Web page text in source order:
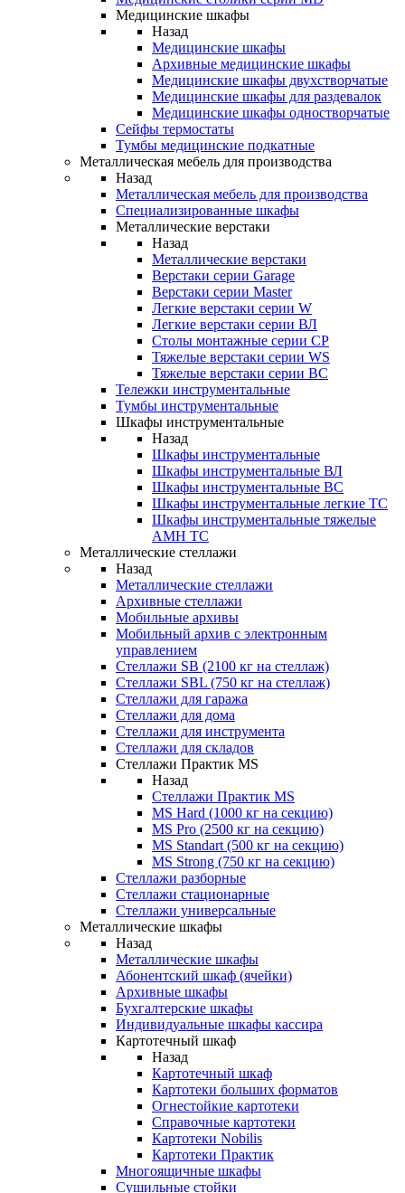
Медицинские шкафы
Назад
Медицинские шкафы
Архивные медицинские шкафы
Медицинские шкафы двухстворчатые
Медицинские шкафы для раздевалок
Медицинские шкафы одностворчатые
Сейфы термостаты
Тумбы медицинские подкатные
Металлическая мебель для производства
Назад
Металлическая мебель для производства
Cпециализированные шкафы
Металлические верстаки
Назад
Металлические верстаки
Верстаки серии Garage
Верстаки серии Master
Легкие верстаки серии W
Легкие верстаки серии ВЛ
Столы монтажные серии СР
Тяжелые верстаки серии WS
Тяжелые верстаки серии ВС
Тележки инструментальные
Тумбы инструментальные
Шкафы инструментальные
Назад
Шкафы инструментальные
Шкафы инструментальные ВЛ
Шкафы инструментальные ВС
Шкафы инструментальные легкие ТС
Шкафы инструментальные тяжелые
AMH TC
Металлические стеллажи
Назад
Металлические стеллажи
Архивные стеллажи
Мобильные архивы
Мобильный архив с электронным
управлением
Стеллажи SB (2100 кг на стеллаж)
Стеллажи SBL (750 кг на стеллаж)
Стеллажи для гаража
Стеллажи для дома
Стеллажи для инструмента
Стеллажи для складов
Стеллажи Практик MS
Назад
Стеллажи Практик MS
MS Hard (1000 кг на секцию)
MS Pro (2500 кг на секцию)
MS Standart (500 кг на секцию)
MS Strong (750 кг на секцию)
Стеллажи разборные
Стеллажи стационарные
Стеллажи универсальные
Металлические шкафы
Назад
Металлические шкафы
Абонентский шкаф (ячейки)
Архивные шкафы
Бухгалтерские шкафы
Индивидуальные шкафы кассира
Картотечный шкаф
Назад
Картотечный шкаф
Картотеки больших форматов
Огнестойкие картотеки
Справочные картотеки
Картотеки Nobilis
Картотеки Практик
Многоящичные шкафы
Сушильные стойки